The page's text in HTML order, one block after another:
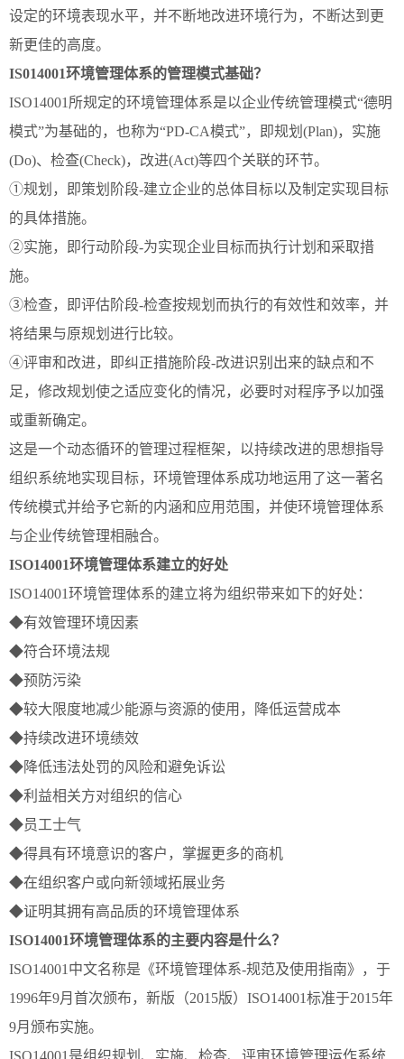
设定的环境表现水平，并不断地改进环境行为，不断达到更
新更佳的高度。
IS014001环境管理体系的管理模式基础？
ISO14001所规定的环境管理体系是以企业传统管理模式“德明
模式”为基础的，也称为“PD-CA模式”，即规划(Plan)，实施
(Do)、检查(Check)，改进(Act)等四个关联的环节。
①规划，即策划阶段-建立企业的总体目标以及制定实现目标
的具体措施。
②实施，即行动阶段-为实现企业目标而执行计划和采取措
施。
③检查，即评估阶段-检查按规划而执行的有效性和效率，并
将结果与原规划进行比较。
④评审和改进，即纠正措施阶段-改进识别出来的缺点和不
足，修改规划使之适应变化的情况，必要时对程序予以加强
或重新确定。
这是一个动态循环的管理过程框架，以持续改进的思想指导
组织系统地实现目标，环境管理体系成功地运用了这一著名
传统模式并给予它新的内涵和应用范围，并使环境管理体系
与企业传统管理相融合。
ISO14001环境管理体系建立的好处
ISO14001环境管理体系的建立将为组织带来如下的好处：
◆有效管理环境因素
◆符合环境法规
◆预防污染
◆较大限度地减少能源与资源的使用，降低运营成本
◆持续改进环境绩效
◆降低违法处罚的风险和避免诉讼
◆利益相关方对组织的信心
◆员工士气
◆得具有环境意识的客户，掌握更多的商机
◆在组织客户或向新领域拓展业务
◆证明其拥有高品质的环境管理体系
ISO14001环境管理体系的主要内容是什么？
ISO14001中文名称是《环境管理体系-规范及使用指南》，于
1996年9月首次颁布，新版（2015版）ISO14001标准于2015年
9月颁布实施。
ISO14001是组织规划、实施、检查、评审环境管理运作系统